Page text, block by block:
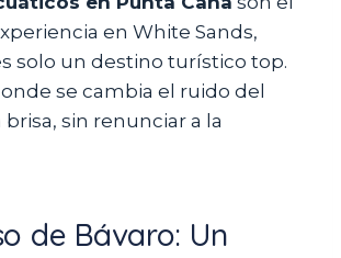
en White Sands,
solo un destino turístico top.
se cambia el ruido del
sin renunciar a la
de Bávaro: Un